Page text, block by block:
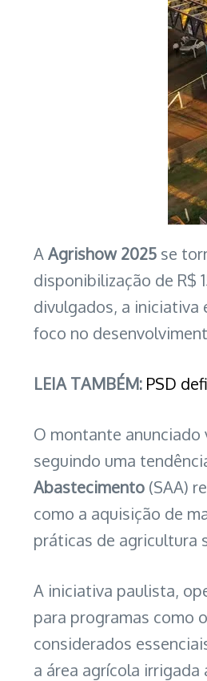
A Agrishow 2025 se
disponibilização de R$
divulgados, a iniciativa
foco no
LEIA TAMBÉM: PSD
O montante
seguindo uma
Abastecimento (SAA)
como a aquisição de
práticas de agricultura
A iniciativa paulista,
para programas como
considerados
a área agrícola irrigada